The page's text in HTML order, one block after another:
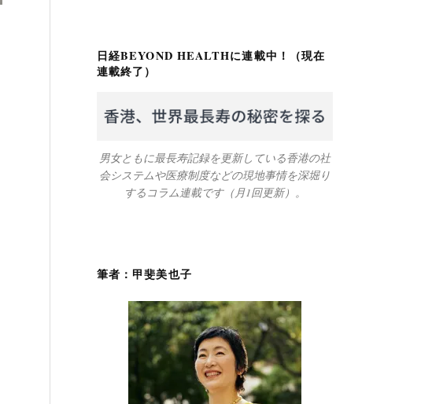
日経BEYOND HEALTHに連載中！（現在
連載終了）
男女ともに最長寿記録を更新している香港の社
会システムや医療制度などの現地事情を深堀り
するコラム連載です（月1回更新）。
筆者：甲斐美也子